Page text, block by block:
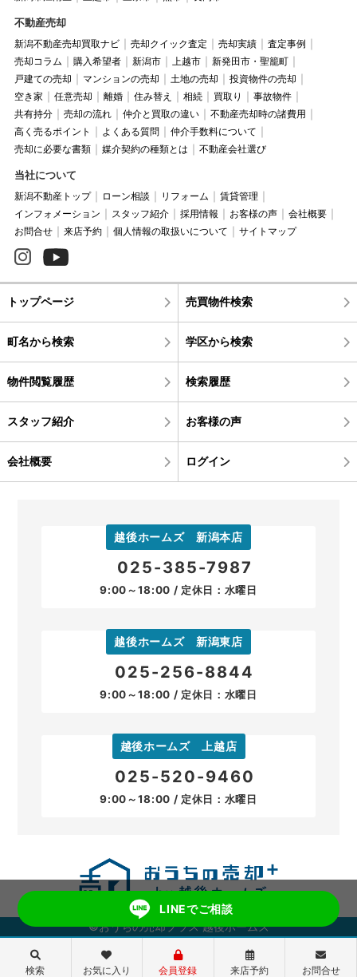
不動産売却
新潟不動産売却買取ナビ 売却クイック査定 売却実績
査定事例
売却コラム
購入希望者 新潟市 上越市
新発田市・聖籠町
戸建ての売却
マンションの売却 土地の売却
投資物件の売却
空き家
任意売却 離婚 住み替え 相続 買取り
事故物件
共有持分
売却の流れ 仲介と買取の違い
不動産売却時の諸費用
高く売るポイント
よくある質問
仲介手数料について
売却に必要な書類
媒介契約の種類とは 不動産会社選び
当社について
新潟不動産トップ ローン相談 リフォーム
賃貸管理
インフォメーション
スタッフ紹介 採用情報 お客様の声
会社概要
お問合せ
来店予約 個人情報の取扱いについて サイトマップ
トップページ 売買物件検索
町名から検索 学区から検索
物件閲覧履歴 検索履歴
スタッフ紹介 お客様の声
会社概要 ログイン
越後ホームズ 新潟本店
025-385-7987
9:00～18:00 / 定休日：水曜日
越後ホームズ 新潟東店
025-256-8844
9:00～18:00 / 定休日：水曜日
越後ホームズ 上越店
025-520-9460
9:00～18:00 / 定休日：水曜日
©おうちの売却プラス 越後ホームズ
LINEでご相談
検索 お気に入り 会員登録 来店予約 お問合せ